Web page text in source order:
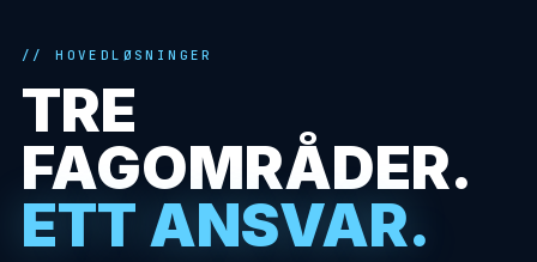
HOVEDLØSNINGER
TRE
FAGOMRÅDER.
ETT ANSVAR.